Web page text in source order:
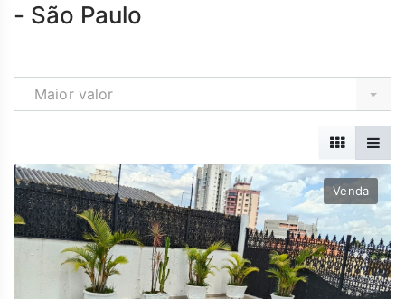
- São Paulo
Maior valor
Venda